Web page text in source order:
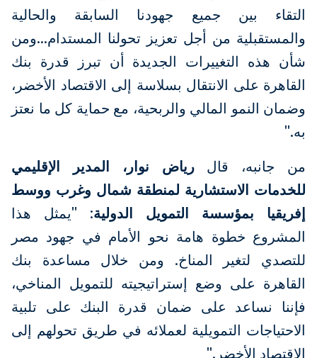
التقاء بين جميع جهودنا السابقة والحالية
والمستقبلية من أجل تعزيز تحولنا المستدام...ومن
شأن هذه التغييرات الجديدة أن تبرز قدرة بنك
القاهرة على الانتقال بسلاسة إلى الاقتصاد الأخضر،
وضمان النمو المالي والربحية، مع حماية كل ما نعتز
به."
من جانبه، قالرياض نوار، المدير الإقليمي
للخدمات الاستشارية لمنطقة شمال وغرب ووسط
إفريقيا بمؤسسة التمويل الدولية: "يمثل هذا
المشروع خطوة هامة نحو الأمام في جهود مصر
للتصدي لتغير المناخ. ومن خلال مساعدة بنك
القاهرة على وضع إستراتيجيته للتمويل المناخي،
فإننا نساعد على ضمان قدرة البنك على تلبية
الاحتياجات التمويلية لعملائه في طريق تحولهم إلى
الاقتصاد الأخضر."